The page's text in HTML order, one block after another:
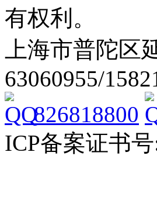
有权利。
上海市普陀区
63060955/
826818800
ICP备案证书